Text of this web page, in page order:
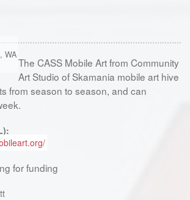
, WA
The CASS Mobile Art from Community
Art Studio of Skamania mobile art hive
from season to season, and can
for funding